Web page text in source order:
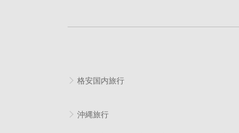
格安国内旅行
沖縄旅行